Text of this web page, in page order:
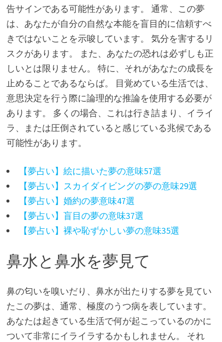
告サインである可能性があります。 通常、この夢
は、あなたが自分の自然な本能を盲目的に信頼すべ
きではないことを示唆しています。 気分を害するリ
スクがあります。 また、あなたの恐れは必ずしも正
しいとは限りません。 特に、それがあなたの成長を
止めることであるならば。 目覚めている生活では、
意思決定を行う際に論理的な推論を使用する必要が
あります。 多くの場合、これは行き詰まり、イライ
ラ、または圧倒されていると感じている兆候である
可能性があります。
【夢占い】絵に描いた夢の意味57選
【夢占い】スカイダイビングの夢の意味29選
【夢占い】婚約の夢意味47選
【夢占い】盲目の夢の意味37選
【夢占い】裸や恥ずかしい夢の意味35選
鼻水と鼻水を夢見て
鼻の匂いを嗅いだり、鼻水が出たりする夢を見てい
たこの夢は、通常、極度のうつ病を表しています。
あなたは起きている生活で何が起こっているのかに
ついて非常にイライラするかもしれません。 それ